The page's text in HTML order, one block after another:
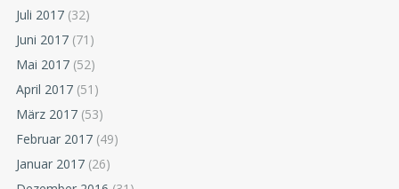
Juli 2017 (32)
Juni 2017 (71)
Mai 2017 (52)
April 2017 (51)
März 2017 (53)
Februar 2017 (49)
Januar 2017 (26)